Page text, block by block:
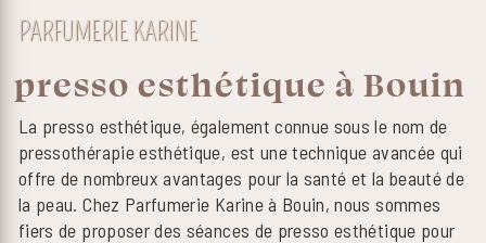
PARFUMERIE KARINE
presso esthétique à Bouin
La presso esthétique, également connue sous le nom de
pressothérapie esthétique, est une technique avancée qui
offre de nombreux avantages pour la santé et la beauté de
la peau. Chez Parfumerie Karine à Bouin, nous sommes
fiers de proposer des séances de presso esthétique pour